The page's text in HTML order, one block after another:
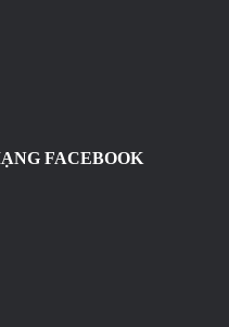
FACEBOOK